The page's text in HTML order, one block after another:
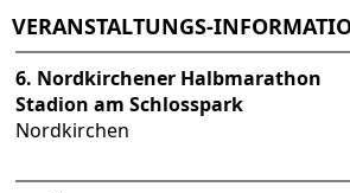
VERANSTALTUNGS-
6. Nordkirchener Halbmarathon
Stadion am Schlosspark
Nordkirchen